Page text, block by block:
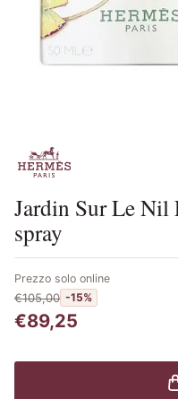
Scopri i prodotti Hermes
Jardin Sur Le Nil
spray
Prezzo solo online
€105,00 -15%
€89,25